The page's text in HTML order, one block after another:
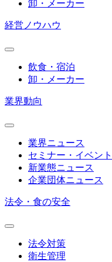
卸・メーカー
経営ノウハウ
飲食・宿泊
卸・メーカー
業界動向
業界ニュース
セミナー・イベン
新業態ニュース
企業団体ニュース
法令・食の安全
法令対策
衛生管理